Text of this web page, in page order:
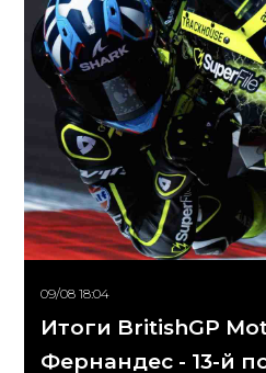
09/08 18:04
Итоги BritishGP
Фернандес - 13-й